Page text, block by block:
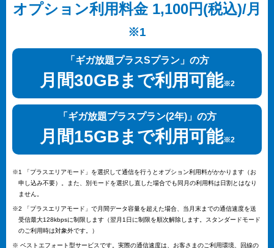
オプション利用料金 1,100円(税込)/月
※1
「ギガ放題プラスSプラン」の方
月間30GBまで利用可能※2
「ギガ放題プラスプラン(2年)」の方
月間15GBまで利用可能※2
※1 「プラスエリアモード」を選択して通信を行うとオプション利用料がかかります（お
申し込み不要）。また、別モードを選択し直した場合でも同月の利用料は日割とはなり
ません。
※2 「プラスエリアモード」で月間データ容量を超えた場合、当月末までの通信速度を送
受信最大128kbpsに制限します（翌月1日に制限を順次解除します。スタンダードモード
のご利用時は対象外です。）
※ ベストエフォート型サービスです。実際の通信速度は、お客さまのご利用環境、回線の